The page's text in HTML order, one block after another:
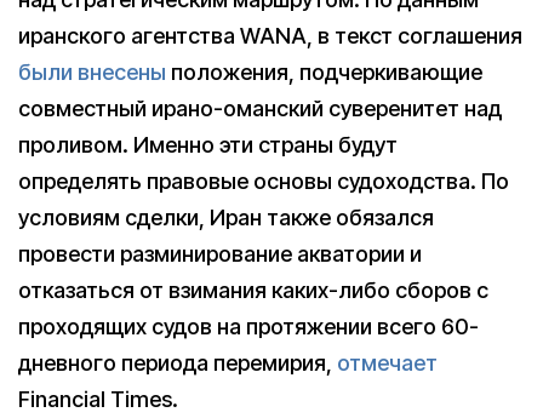
иранского агентства WANA, в текст соглашения
были внесены положения, подчеркивающие
совместный ирано-оманский суверенитет над
проливом. Именно эти страны будут
определять правовые основы судоходства. По
условиям сделки, Иран также обязался
провести разминирование акватории и
отказаться от взимания каких-либо сборов с
проходящих судов на протяжении всего 60-
дневного периода перемирия, отмечает
Financial Times.